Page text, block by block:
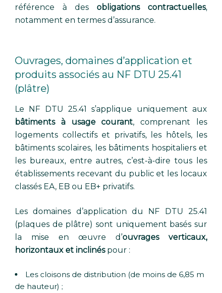
référence à des obligations contractuelles,
notamment en termes d’assurance.
Ouvrages, domaines d’application et
produits associés au NF DTU 25.41
(plâtre)
Le NF DTU 25.41 s’applique uniquement aux
bâtiments à usage courant, comprenant les
logements collectifs et privatifs, les hôtels, les
bâtiments scolaires, les bâtiments hospitaliers et
les bureaux, entre autres, c’est-à-dire tous les
établissements recevant du public et les locaux
classés EA, EB ou EB+ privatifs.
Les domaines d’application du NF DTU 25.41
(plaques de plâtre) sont uniquement basés sur
la mise en œuvre d’ouvrages verticaux,
horizontaux et inclinéspour :
Les cloisons de distribution (de moins de 6,85 m
de hauteur) ;